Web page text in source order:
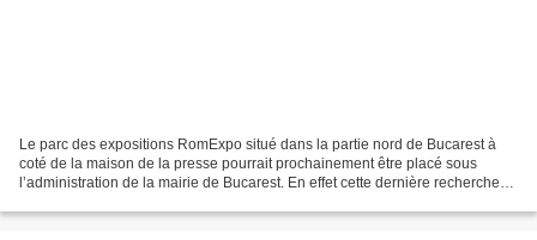
Le parc des expositions RomExpo situé dans la partie nord de Bucarest à
coté de la maison de la presse pourrait prochainement être placé sous
l’administration de la mairie de Bucarest. En effet cette dernière recherche